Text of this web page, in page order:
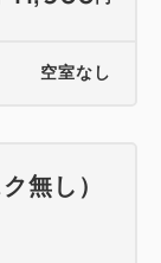
空室なし
無し）